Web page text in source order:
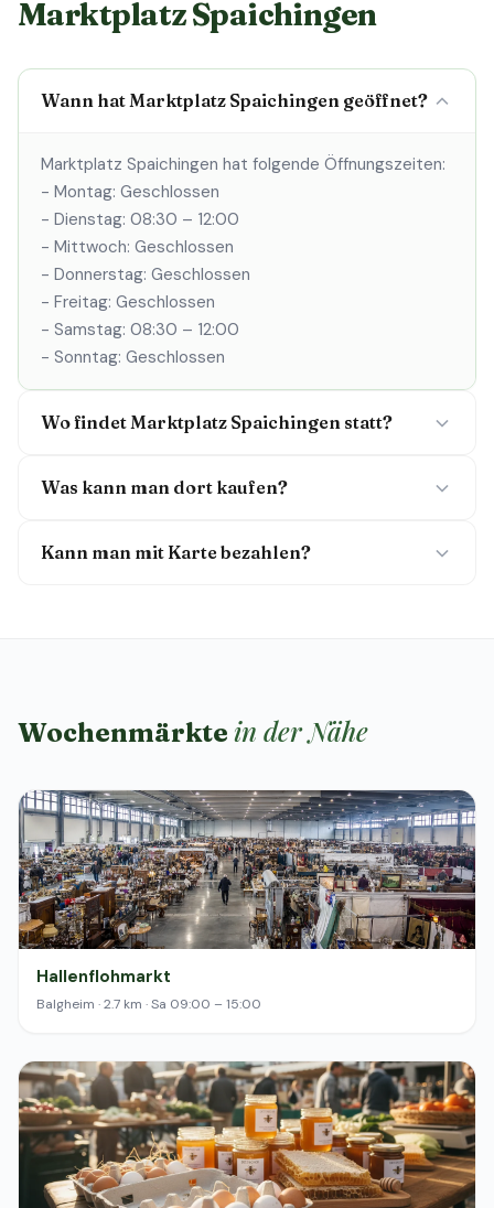
Marktplatz Spaichingen
Wann hat Marktplatz Spaichingen geöffnet?
Marktplatz Spaichingen hat folgende Öffnungszeiten:
- Montag: Geschlossen
- Dienstag: 08:30 – 12:00
- Mittwoch: Geschlossen
- Donnerstag: Geschlossen
- Freitag: Geschlossen
- Samstag: 08:30 – 12:00
- Sonntag: Geschlossen
Wo findet Marktplatz Spaichingen statt?
Was kann man dort kaufen?
Kann man mit Karte bezahlen?
Wochenmärkte in der Nähe
Hallenflohmarkt
Balgheim · 2.7 km · Sa 09:00 – 15:00